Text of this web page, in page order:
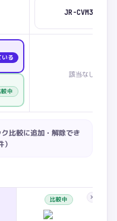
JR-CVM34C
いる
較中
該当なし
比較に追加・解除でき
）
比較中 ×